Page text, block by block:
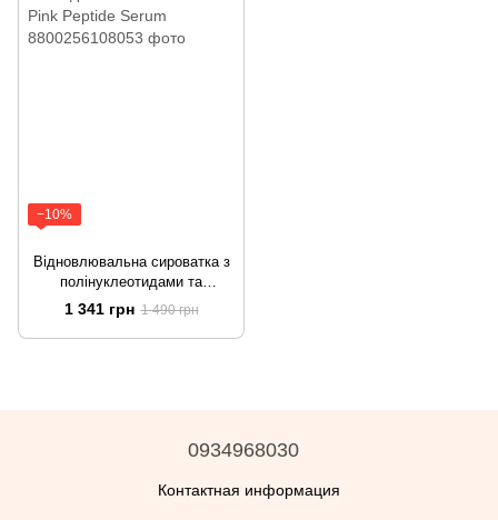
−10%
Відновлювальна сироватка з
полінуклеотидами та
пептидами Medicube PDRN
Pink Peptide Serum
1 341 грн 1 490 грн
0934968030
Контактная информация